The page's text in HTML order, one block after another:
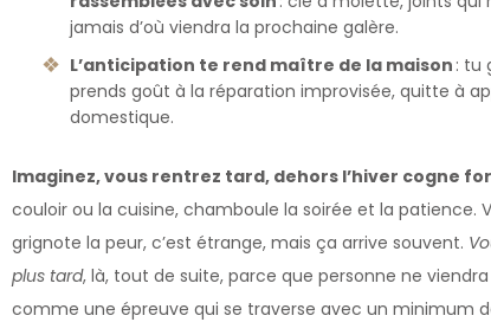
jamais d’où viendra la prochaine galère.
L’anticipation te rend maître de la maison : tu
prends goût à la réparation improvisée, quitte à
domestique.
Imaginez, vous rentrez tard, dehors l’hiver cogne
couloir ou la cuisine, chamboule la soirée et la patience.
grignote la peur, c’est étrange, mais ça arrive souvent.
plus tard, là, tout de suite, parce que personne ne
comme une épreuve qui se traverse avec un minimum